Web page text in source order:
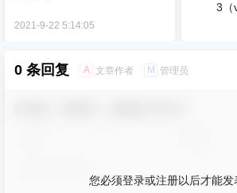
2021-9-22 5:14:05
3（
0 条回复 A 文章作者 M 管理员
您必须登录或注册以后才能发